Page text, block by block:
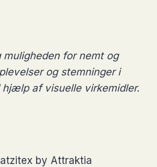
muligheden for nemt og
og stemninger i
af visuelle virkemidler.
by Attraktia